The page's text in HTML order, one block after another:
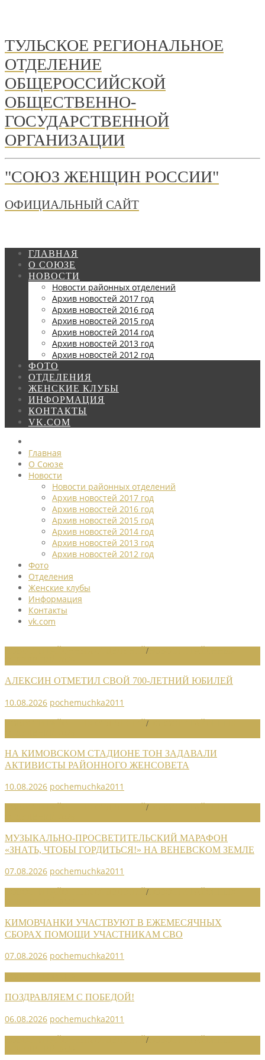
ТУЛЬСКОЕ РЕГИОНАЛЬНОЕ
ОТДЕЛЕНИЕ
ОБЩЕРОССИЙСКОЙ
ОБЩЕСТВЕННО-
ГОСУДАРСТВЕННОЙ
ОРГАНИЗАЦИИ
"СОЮЗ ЖЕНЩИН РОССИИ"
ОФИЦИАЛЬНЫЙ САЙТ
ГЛАВНАЯ
О СОЮЗЕ
НОВОСТИ
Новости районных отделений
Архив новостей 2017 год
Архив новостей 2016 год
Архив новостей 2015 год
Архив новостей 2014 год
Архив новостей 2013 год
Архив новостей 2012 год
ФОТО
ОТДЕЛЕНИЯ
ЖЕНСКИЕ КЛУБЫ
ИНФОРМАЦИЯ
КОНТАКТЫ
VK.COM
Главная
О Союзе
Новости
Новости районных отделений
Архив новостей 2017 год
Архив новостей 2016 год
Архив новостей 2015 год
Архив новостей 2014 год
Архив новостей 2013 год
Архив новостей 2012 год
Фото
Отделения
Женские клубы
Информация
Контакты
vk.com
/
АЛЕКСИН ОТМЕТИЛ СВОЙ 700-ЛЕТНИЙ ЮБИЛЕЙ
10.08.2026 pochemuchka2011
/
НА КИМОВСКОМ СТАДИОНЕ ТОН ЗАДАВАЛИ
АКТИВИСТЫ РАЙОННОГО ЖЕНСОВЕТА
10.08.2026 pochemuchka2011
/
МУЗЫКАЛЬНО-ПРОСВЕТИТЕЛЬСКИЙ МАРАФОН
«ЗНАТЬ, ЧТОБЫ ГОРДИТЬСЯ!» НА ВЕНЕВСКОМ ЗЕМЛЕ
07.08.2026 pochemuchka2011
/
КИМОВЧАНКИ УЧАСТВУЮТ В ЕЖЕМЕСЯЧНЫХ
СБОРАХ ПОМОЩИ УЧАСТНИКАМ СВО
07.08.2026 pochemuchka2011
ПОЗДРАВЛЯЕМ С ПОБЕДОЙ!
06.08.2026 pochemuchka2011
/